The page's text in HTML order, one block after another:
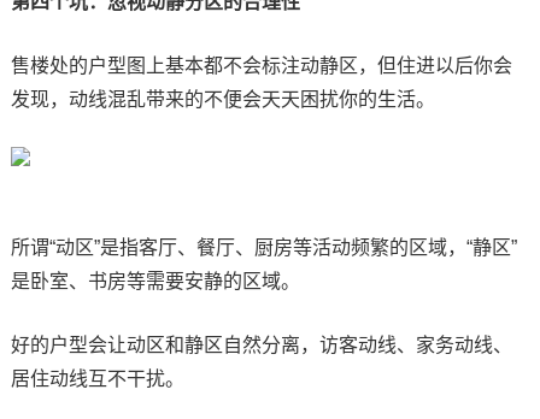
售楼处的户型图上基本都不会标注动静区，但住进以后你会
发现，动线混乱带来的不便会天天困扰你的生活。
所谓“动区”是指客厅、餐厅、厨房等活动频繁的区域，“静区”
是卧室、书房等需要安静的区域。
好的户型会让动区和静区自然分离，访客动线、家务动线、
居住动线互不干扰。